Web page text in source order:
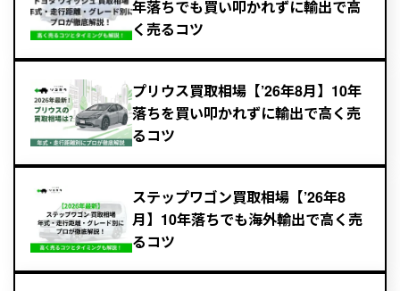
年落ちでも買い叩かれずに輸出で高
く売るコツ
プリウス買取相場【’26年8月】10年
落ちを買い叩かれずに輸出で高く売
るコツ
ステップワゴン買取相場【’26年8
月】10年落ちでも海外輸出で高く売
るコツ